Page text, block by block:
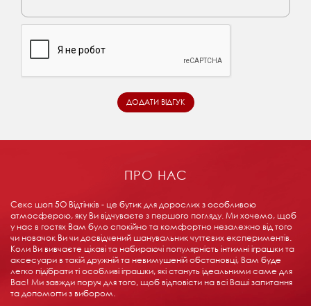
ПРО НАС
Секс шоп 5О Відтінків - це бутик для дорослих з особливою
атмосферою, яку Ви відчуваєте з першого погляду. Ми хочемо, щоб
у нас в гостях Вам було спокійно та комфортно незалежно від того
чи новачок Ви чи досвідчений шанувальник чуттєвих експериментів.
Коли Ви вивчаєте цікаві та набираючі популярність інтимні іграшки та
аксесуари в такій дружній та невимушеній обстановці, Вам буде
легко підібрати ті особливі іграшки, які стануть ідеальними саме для
Вас! Ми завжди поруч для того, щоб відповісти на всі Ваші запитання
та допомогти з вибором.